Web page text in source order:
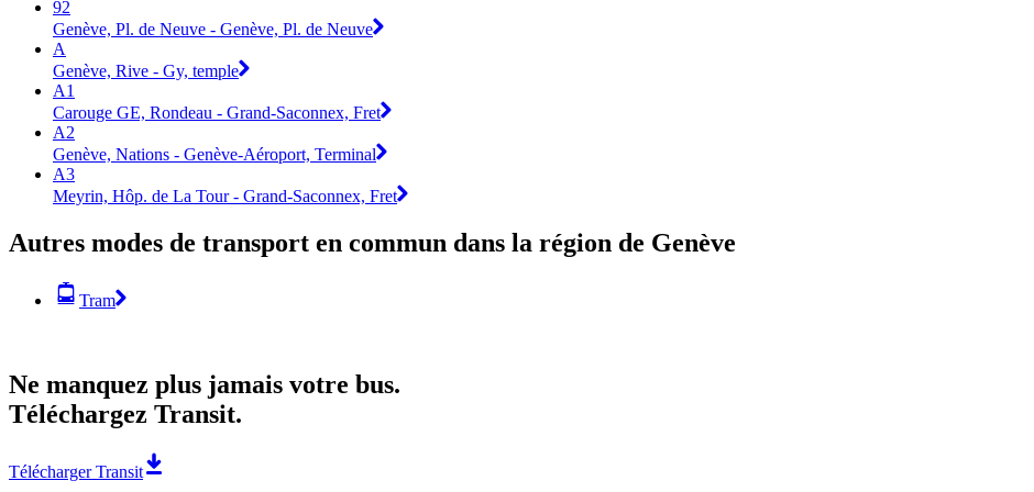
92
Genève, Pl. de Neuve - Genève, Pl. de Neuve
A
Genève, Rive - Gy, temple
A1
Carouge GE, Rondeau - Grand-Saconnex, Fret
A2
Genève, Nations - Genève-Aéroport, Terminal
A3
Meyrin, Hôp. de La Tour - Grand-Saconnex, Fret
Autres modes de transport en commun dans la région de Genève
Tram
Ne manquez plus jamais votre bus.
Téléchargez Transit.
Télécharger Transit